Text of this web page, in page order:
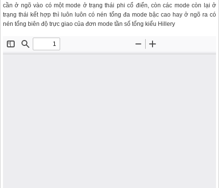
cần ở ngõ vào có một mode ở trạng thái phi cổ điển, còn các mode còn lại ở
trạng thái kết hợp thì luôn luôn có nén tổng đa mode bậc cao hay ở ngõ ra có
nén tổng biên độ trực giao của đơn mode tần số tổng kiểu Hillery